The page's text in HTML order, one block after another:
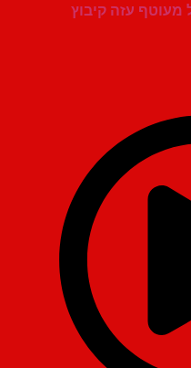
עזה קיבוץ